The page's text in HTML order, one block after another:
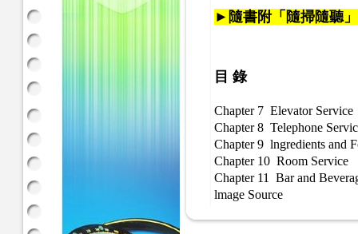
►隨書附「隨掃隨聽
目 錄
Chapter 7 Elevator Service
Chapter 8 Telephone
Chapter 9 lngredients and
Chapter 10 Room Service
Chapter 11 Bar and
lmage Source